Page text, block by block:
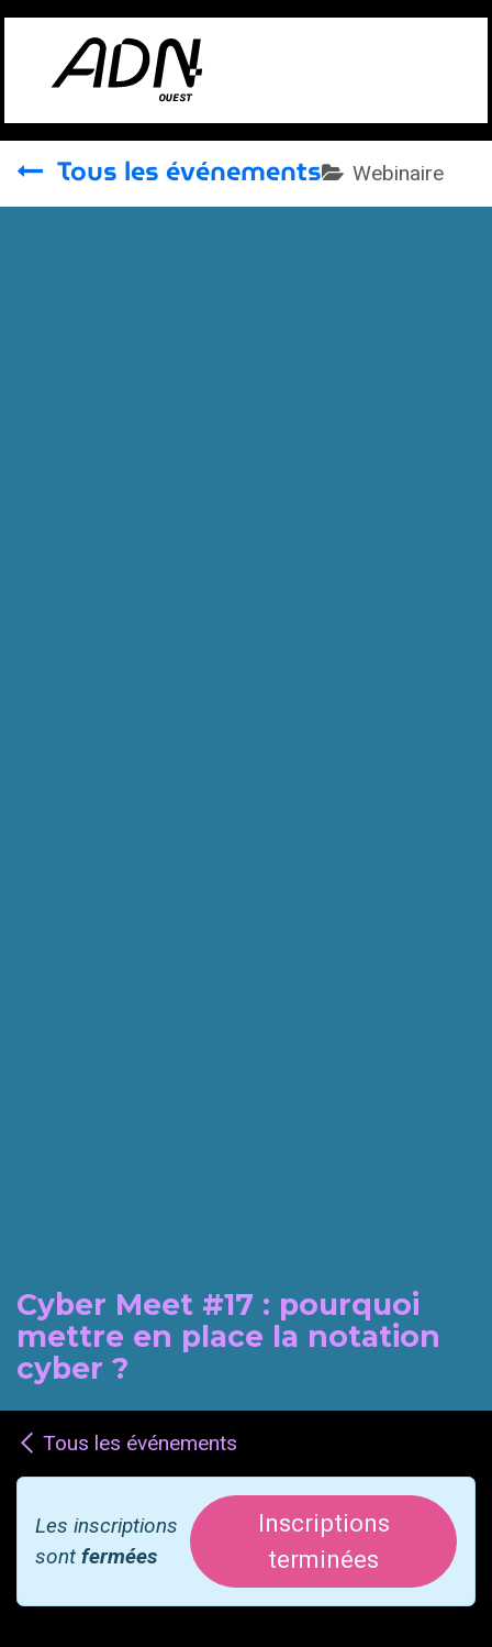
Se rendre au contenu
Tous les événements Webinaire
Cyber Meet #17 : pourquoi
mettre en place la notation
cyber ?
Tous les événements
Les inscriptions
sont fermées
Inscriptions
terminées